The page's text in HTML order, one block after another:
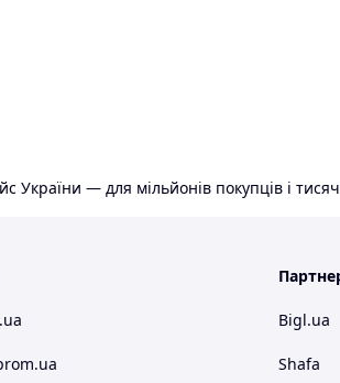
України — для мільйонів покупців і
Bigl.ua
Shafa